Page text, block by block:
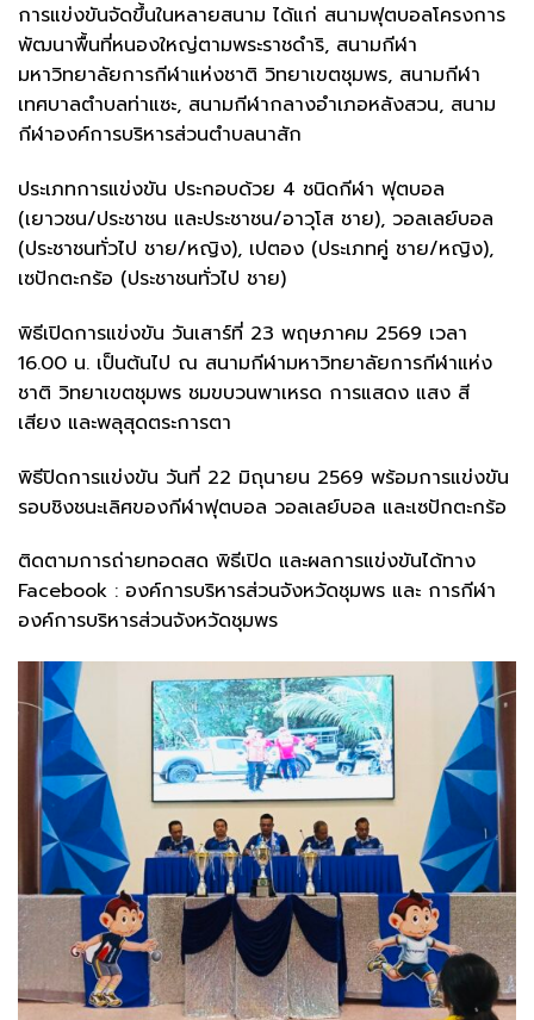
การแข่งขันจัดขึ้นในหลายสนาม ได้แก่ สนามฟุตบอลโครงการ
พัฒนาพื้นที่หนองใหญ่ตามพระราชดำริ, สนามกีฬา
มหาวิทยาลัยการกีฬาแห่งชาติ วิทยาเขตชุมพร, สนามกีฬา
เทศบาลตำบลท่าแซะ, สนามกีฬากลางอำเภอหลังสวน, สนาม
กีฬาองค์การบริหารส่วนตำบลนาสัก
ประเภทการแข่งขัน ประกอบด้วย 4 ชนิดกีฬา ฟุตบอล
(เยาวชน/ประชาชน และประชาชน/อาวุโส ชาย), วอลเลย์บอล
(ประชาชนทั่วไป ชาย/หญิง), เปตอง (ประเภทคู่ ชาย/หญิง),
เซปักตะกร้อ (ประชาชนทั่วไป ชาย)
พิธีเปิดการแข่งขัน วันเสาร์ที่ 23 พฤษภาคม 2569 เวลา
16.00 น. เป็นต้นไป ณ สนามกีฬามหาวิทยาลัยการกีฬาแห่ง
ชาติ วิทยาเขตชุมพร ชมขบวนพาเหรด การแสดง แสง สี
เสียง และพลุสุดตระการตา
พิธีปิดการแข่งขัน วันที่ 22 มิถุนายน 2569 พร้อมการแข่งขัน
รอบชิงชนะเลิศของกีฬาฟุตบอล วอลเลย์บอล และเซปักตะกร้อ
ติดตามการถ่ายทอดสด พิธีเปิด และผลการแข่งขันได้ทาง
Facebook : องค์การบริหารส่วนจังหวัดชุมพร และ การกีฬา
องค์การบริหารส่วนจังหวัดชุมพร